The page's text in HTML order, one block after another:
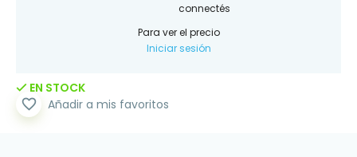
connectés
Para ver el precio
Iniciar sesión
EN STOCK
favorite_border Añadir a mis favoritos